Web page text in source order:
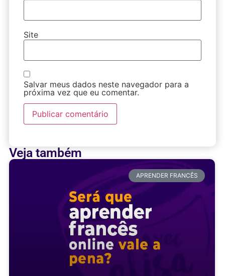
Site
Salvar meus dados neste navegador para a
próxima vez que eu comentar.
Veja também
APRENDER FRANCÊS